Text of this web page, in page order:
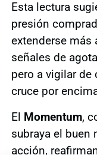
Esta lectura
presión
extenderse más
señales de
pero a vigilar de
cruce por
El Momentum,
subraya el buen
acción,